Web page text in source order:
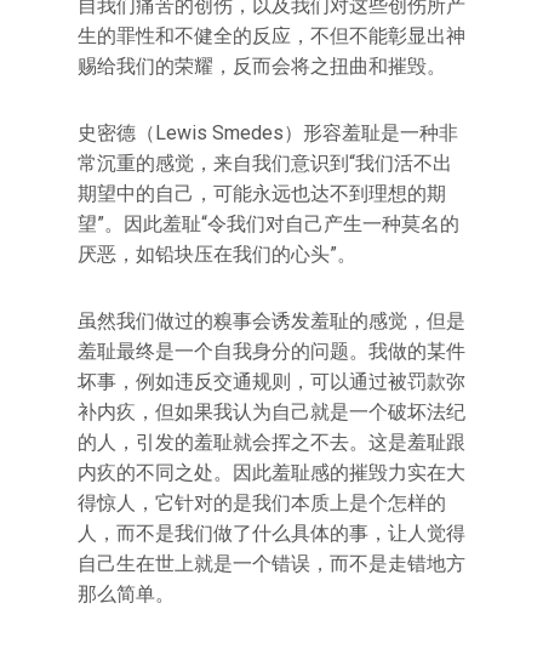
自我们痛苦的创伤，以及我们对这些创伤所产
生的罪性和不健全的反应，不但不能彰显出神
赐给我们的荣耀，反而会将之扭曲和摧毁。
史密德（Lewis Smedes）形容羞耻是一种非
常沉重的感觉，来自我们意识到“我们活不出
期望中的自己，可能永远也达不到理想的期
望”。因此羞耻“令我们对自己产生一种莫名的
厌恶，如铅块压在我们的心头”。
虽然我们做过的糗事会诱发羞耻的感觉，但是
羞耻最终是一个自我身分的问题。我做的某件
坏事，例如违反交通规则，可以通过被罚款弥
补内疚，但如果我认为自己就是一个破坏法纪
的人，引发的羞耻就会挥之不去。这是羞耻跟
内疚的不同之处。因此羞耻感的摧毁力实在大
得惊人，它针对的是我们本质上是个怎样的
人，而不是我们做了什么具体的事，让人觉得
自己生在世上就是一个错误，而不是走错地方
那么简单。